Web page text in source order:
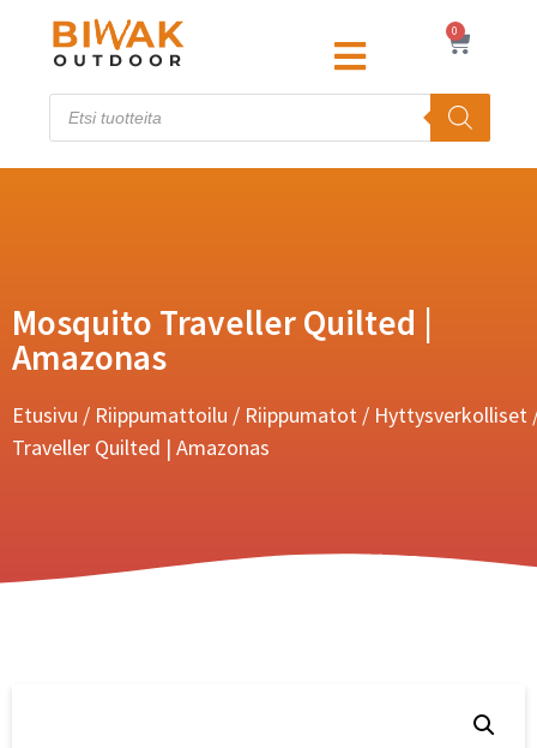
0
Mosquito Traveller Quilted |
Amazonas
Etusivu / Riippumattoilu / Riippumatot / Hyttysverkolliset
Traveller Quilted | Amazonas